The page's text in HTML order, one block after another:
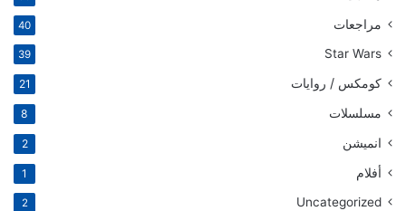
مراجعات 40
Star Wars
39
كومكس / روايات 21
مسلسلات 8
انميشن 2
أفلام 1
Uncategorized
2